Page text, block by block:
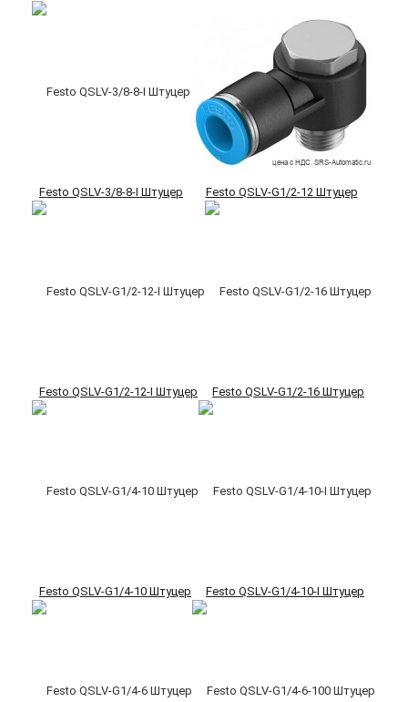
Festo QSLV-3/8-8-I Штуцер Festo QSLV-G1/2-12 Штуцер
Festo QSLV-G1/2-12-I Штуцер Festo QSLV-G1/2-16 Штуцер
Festo QSLV-G1/4-10 Штуцер Festo QSLV-G1/4-10-I Штуцер